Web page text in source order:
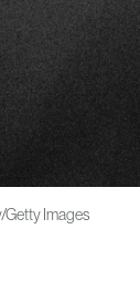
Getty Images